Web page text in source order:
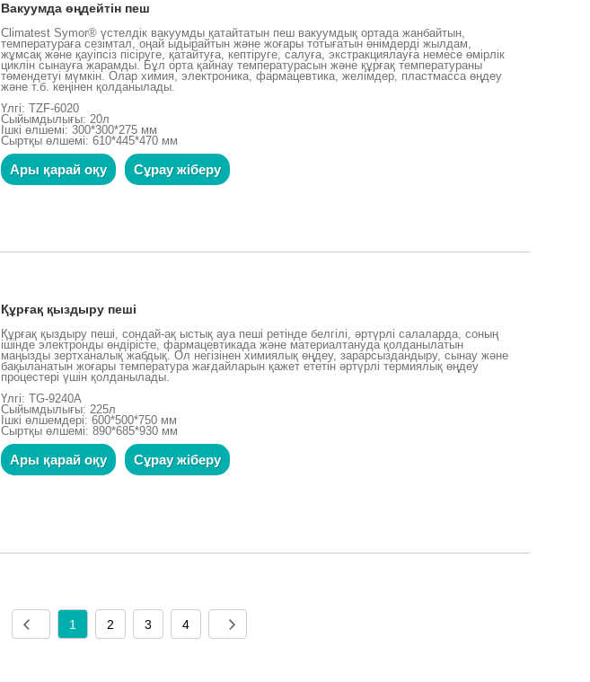
Вакуумда өңдейтін пеш
Climatest Symor® үстелдік вакуумды қатайтатын пеш вакуумдық ортада жанбайтын,
температураға сезімтал, оңай ыдырайтын және жоғары тотығатын өнімдерді жылдам,
жұмсақ және қауіпсіз пісіруге, қатайтуға, кептіруге, салуға, экстракциялауға немесе өмірлік
циклін сынауға жарамды. Бұл орта қайнау температурасын және құрғақ температураны
төмендетуі мүмкін. Олар химия, электроника, фармацевтика, желімдер, пластмасса өңдеу
және т.б. кеңінен қолданылады.
Үлгі: TZF-6020
Сыйымдылығы: 20л
Ішкі өлшемі: 300*300*275 мм
Сыртқы өлшемі: 610*445*470 мм
Ары қарай оқу Сұрау жіберу
Құрғақ қыздыру пеші
Құрғақ қыздыру пеші, сондай-ақ ыстық ауа пеші ретінде белгілі, әртүрлі салаларда, соның
ішінде электронды өндірісте, фармацевтикада және материалтануда қолданылатын
маңызды зертханалық жабдық. Ол негізінен химиялық өңдеу, зарарсыздандыру, сынау және
бақыланатын жоғары температура жағдайларын қажет ететін әртүрлі термиялық өңдеу
процестері үшін қолданылады.
Үлгі: TG-9240A
Сыйымдылығы: 225л
Ішкі өлшемдері: 600*500*750 мм
Сыртқы өлшемі: 890*685*930 мм
Ары қарай оқу Сұрау жіберу
1 2 3 4